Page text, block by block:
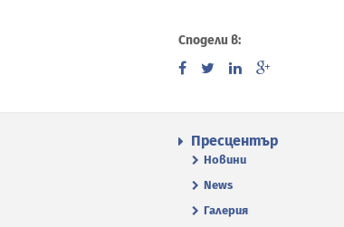
Сподели в:
Пресцентър
Новини
News
Галерия